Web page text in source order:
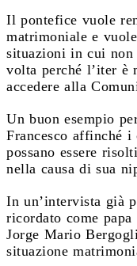
Il pontefice vuole
matrimoniale e
situazioni in cui non
volta perché l’iter è
accedere alla
Un buon esempio
Francesco affinché
possano essere
nella causa di sua
In un’intervista già
ricordato come papa
Jorge Mario
situazione